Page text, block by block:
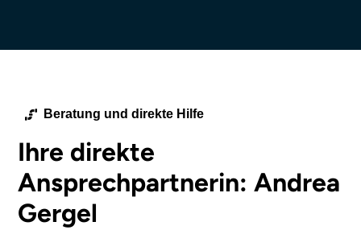
Beratung und direkte Hilfe
Ihre direkte
Ansprechpartnerin: Andrea
Gergel